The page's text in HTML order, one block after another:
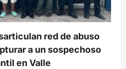
red de abuso
a un sospechoso
en Valle